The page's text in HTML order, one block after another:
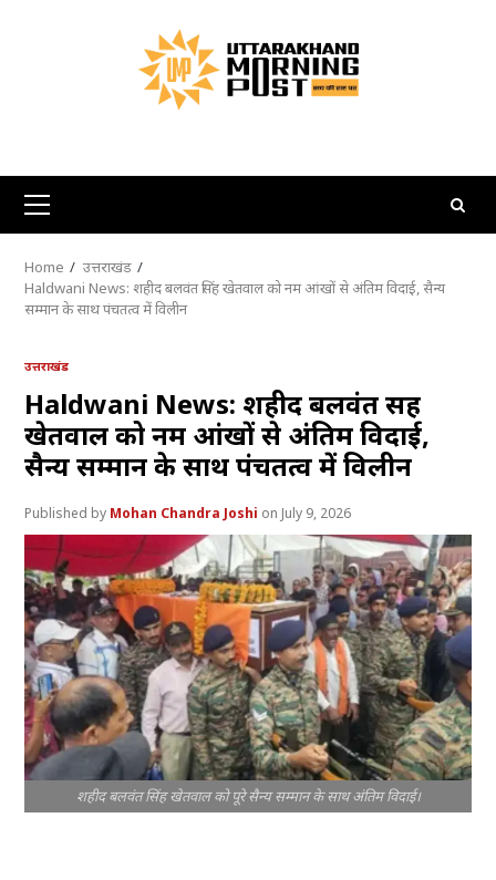
Primary
Menu
Home
उत्तराखंड
Haldwani News: शहीद बलवंत सिंह खेतवाल को नम आंखों से अंतिम विदाई, सैन्य
सम्मान के साथ पंचतत्व में विलीन
उत्तराखंड
Haldwani News: शहीद बलवंत सिंह
खेतवाल को नम आंखों से अंतिम विदाई,
सैन्य सम्मान के साथ पंचतत्व में विलीन
Mohan Chandra Joshi July 9, 2026
शहीद बलवंत सिंह खेतवाल को पूरे सैन्य सम्मान के साथ अंतिम विदाई।